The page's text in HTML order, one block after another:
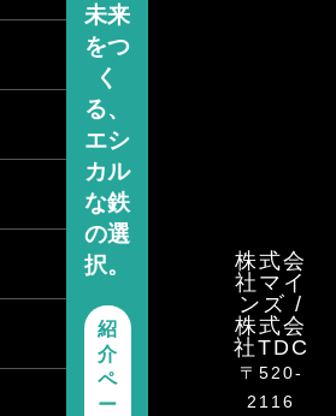
株式会
社マイ
ンズ /
株式会
社TDC
〒520-
2116
未来
をつ
く
る、
エシ
カル
な鉄
の選
択。
紹
介
ペ
ー